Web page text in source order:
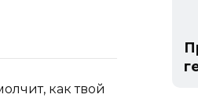
как твой